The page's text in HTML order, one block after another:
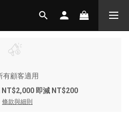
有顧客適用
NT$2,000 即減 NT$200
條款與細則